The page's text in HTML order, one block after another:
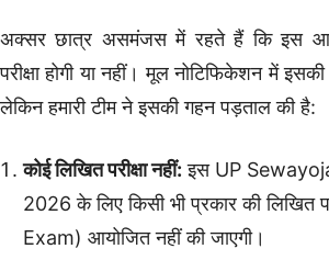
अक्सर छात्र असमंजस में रहते हैं कि इस
परीक्षा होगी या नहीं। मूल नोटिफिकेशन में इसकी
लेकिन हमारी टीम ने इसकी गहन पड़ताल की है:
कोई लिखित परीक्षा नहीं: इस UP
2026 के लिए किसी भी प्रकार की लिखित
Exam) आयोजित नहीं की जाएगी।